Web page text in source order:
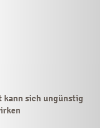
kann sich ungünstig